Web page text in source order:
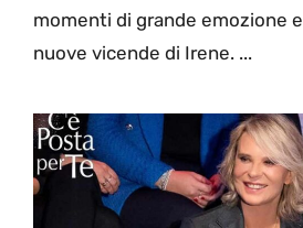
momenti di grande emozione
nuove vicende di Irene. ...